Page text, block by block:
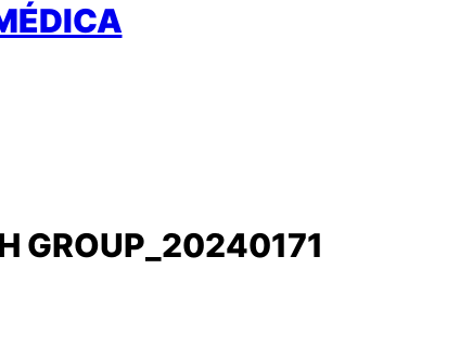
GROUP_20240171